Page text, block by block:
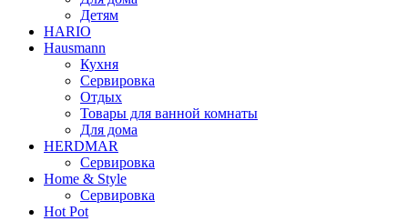
Детям
HARIO
Hausmann
Кухня
Сервировка
Отдых
Товары для ванной комнаты
Для дома
HERDMAR
Сервировка
Home & Style
Сервировка
Hot Pot